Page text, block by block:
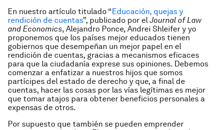
En nuestro artículo titulado “Educación, quejas y
rendición de cuentas”, publicado por el Journal of Law
and Economics, Alejandro Ponce, Andrei Shleifer y yo
proponemos que los países mejor educados tienen
gobiernos que desempeñan un mejor papel en el
rendición de cuentas, gracias a mecanismos eficaces
para que la ciudadanía exprese sus opiniones. Debemos
comenzar a enfatizar a nuestros hijos que somos
partícipes del estado de derecho y que, a final de
cuentas, hacer las cosas por las vías legítimas es mejor
que tomar atajos para obtener beneficios personales a
expensas de otros.
Por supuesto que también se pueden emprender